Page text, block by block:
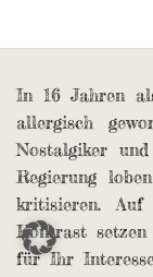
In 16 Jahren
allergisch
Nostalgiker
Regierung
kritisieren.
Kontrast setzen
für Ihr